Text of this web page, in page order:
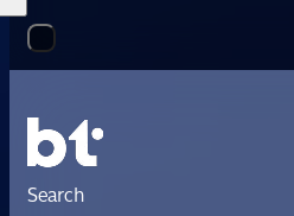
Search